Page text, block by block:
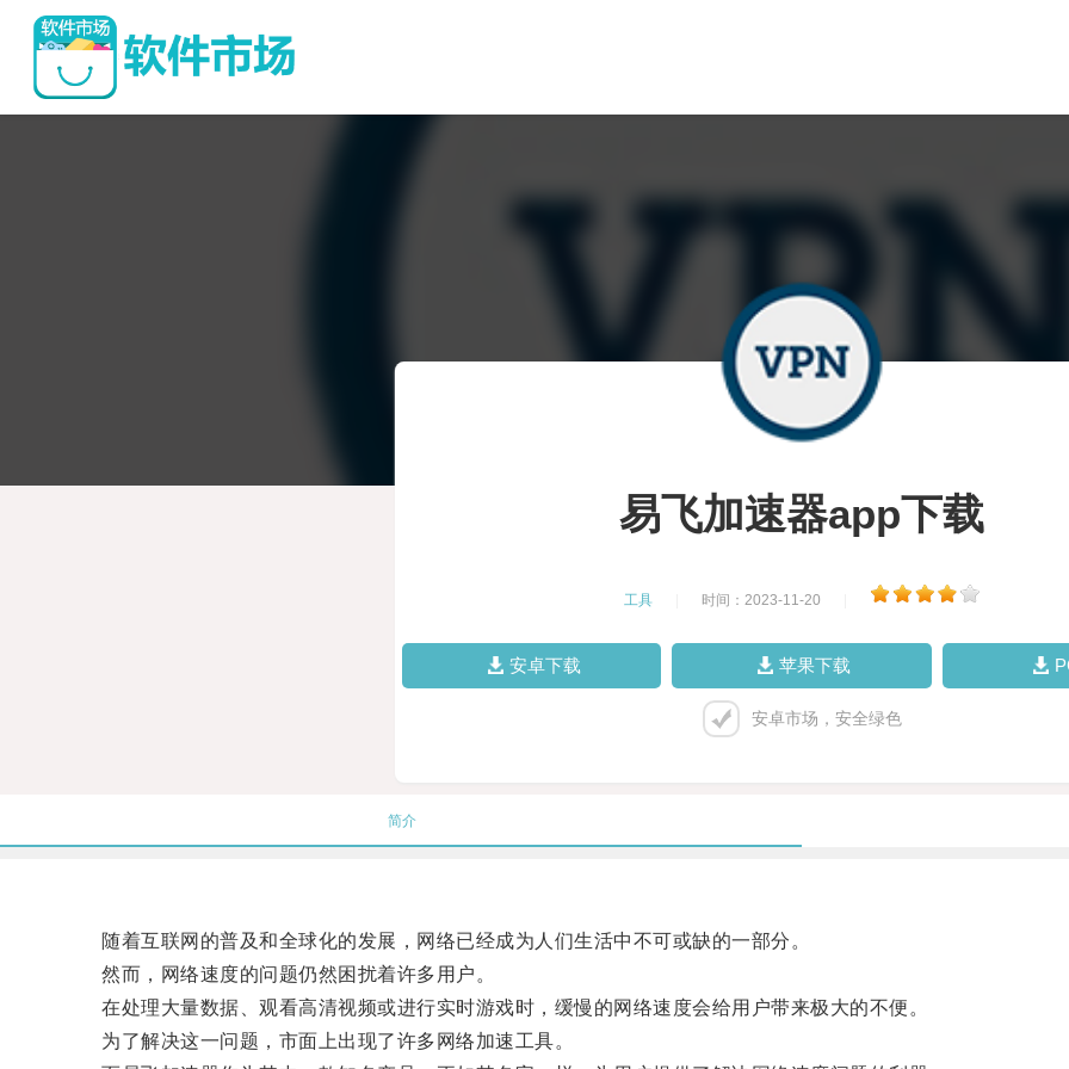
易飞加速器app下载
工具 时间：2023-11-20
安卓下载 苹果下载
安卓市场，安全绿色
简介
随着互联网的普及和全球化的发展，网络已经成为人们生活中不可或缺的一部分。
然而，网络速度的问题仍然困扰着许多用户。
在处理大量数据、观看高清视频或进行实时游戏时，缓慢的网络速度会给用户带来极大的不便。
为了解决这一问题，市面上出现了许多网络加速工具。